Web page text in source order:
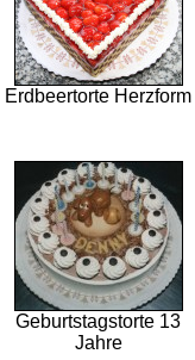
Erdbeertorte Herzform
Geburtstagstorte 13
Jahre